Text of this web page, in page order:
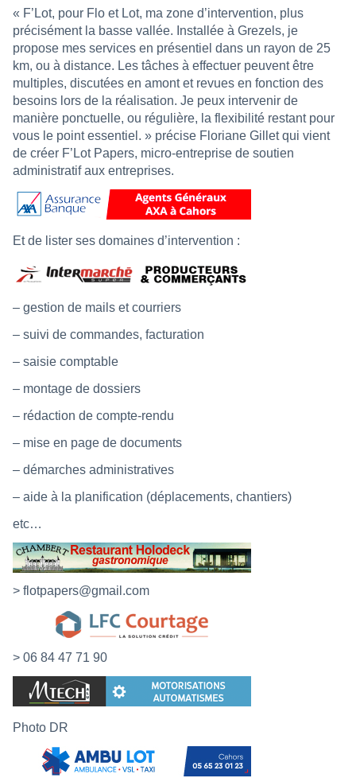
« F’Lot, pour Flo et Lot, ma zone d’intervention, plus
précisément la basse vallée. Installée à Grezels, je
propose mes services en présentiel dans un rayon de 25
km, ou à distance. Les tâches à effectuer peuvent être
multiples, discutées en amont et revues en fonction des
besoins lors de la réalisation. Je peux intervenir de
manière ponctuelle, ou régulière, la flexibilité restant pour
vous le point essentiel. » précise Floriane Gillet qui vient
de créer F’Lot Papers, micro-entreprise de soutien
administratif aux entreprises.
Et de lister ses domaines d’intervention :
– gestion de mails et courriers
– suivi de commandes, facturation
– saisie comptable
– montage de dossiers
– rédaction de compte-rendu
– mise en page de documents
– démarches administratives
– aide à la planification (déplacements, chantiers)
etc…
> flotpapers@gmail.com
> 06 84 47 71 90
Photo DR